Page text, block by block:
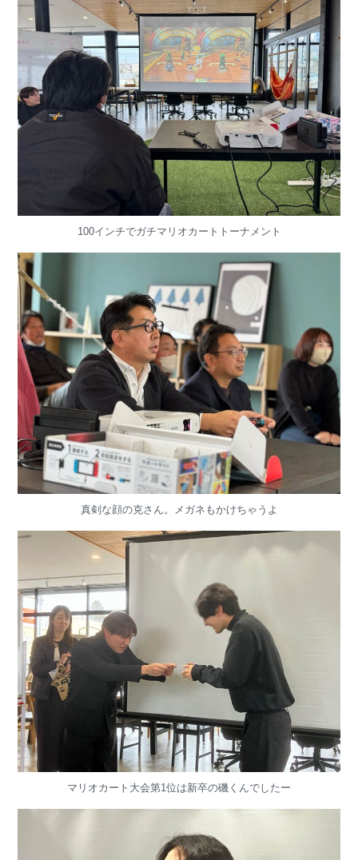
100インチでガチマリオカートトーナメント
真剣な顔の克さん。メガネもかけちゃうよ
マリオカート大会第1位は新卒の磯くんでしたー